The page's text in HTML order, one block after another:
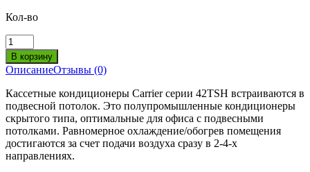
Кол-во
ОписаниеОтзывы (0)
Кассетные кондиционеры Carrier серии 42TSH встраиваются в
подвесной потолок. Это полупромышленные кондиционеры
скрытого типа, оптимальные для офиса с подвесными
потолками. Равномерное охлаждение/обогрев помещения
достигаются за счет подачи воздуха сразу в 2-4-х
направлениях.